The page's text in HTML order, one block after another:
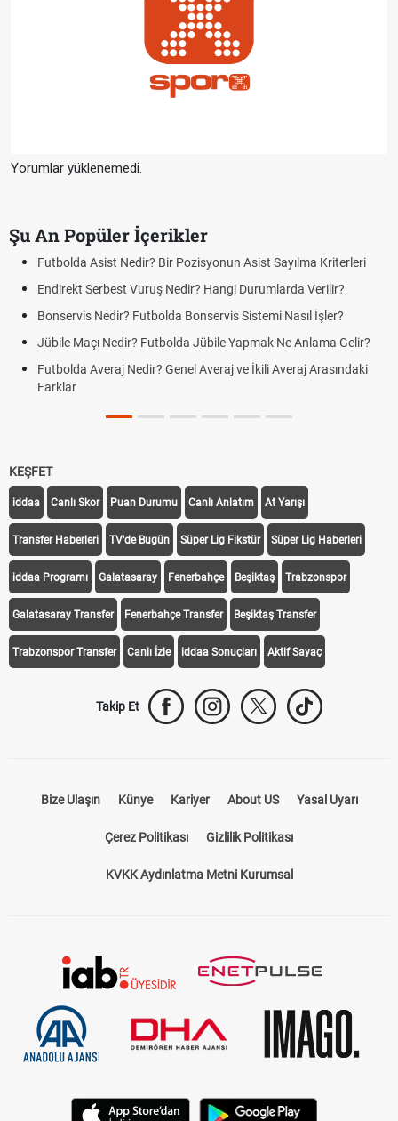
Yorumlar yüklenemedi.
Şu An Popüler İçerikler
Futbolda Asist Nedir? Bir Pozisyonun Asist Sayılma Kriterleri
Endirekt Serbest Vuruş Nedir? Hangi Durumlarda Verilir?
Bonservis Nedir? Futbolda Bonservis Sistemi Nasıl İşler?
Jübile Maçı Nedir? Futbolda Jübile Yapmak Ne Anlama Gelir?
Futbolda Averaj Nedir? Genel Averaj ve İkili Averaj Arasındaki
Farklar
KEŞFET
iddaa Canlı Skor Puan Durumu Canlı Anlatım At Yarışı
Transfer Haberleri TV'de Bugün Süper Lig Fikstür Süper Lig Haberleri
iddaa Programı Galatasaray Fenerbahçe Beşiktaş Trabzonspor
Galatasaray Transfer Fenerbahçe Transfer Beşiktaş Transfer
Trabzonspor Transfer Canlı İzle iddaa Sonuçları Aktif Sayaç